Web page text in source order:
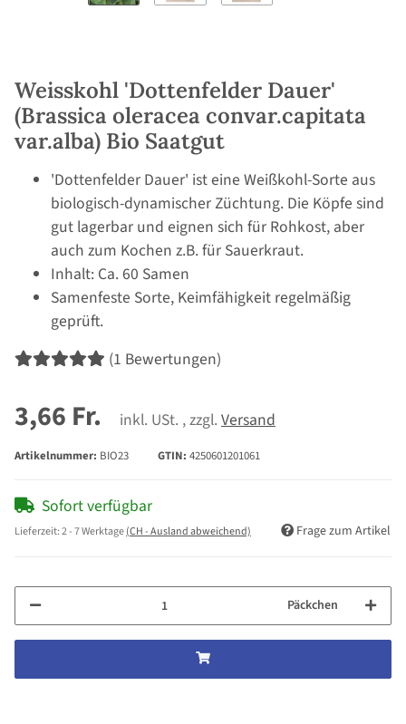
Weisskohl 'Dottenfelder Dauer'
(Brassica oleracea convar.capitata
var.alba) Bio Saatgut
'Dottenfelder Dauer' ist eine Weißkohl-Sorte aus
biologisch-dynamischer Züchtung. Die Köpfe sind
gut lagerbar und eignen sich für Rohkost, aber
auch zum Kochen z.B. für Sauerkraut.
Inhalt: Ca. 60 Samen
Samenfeste Sorte, Keimfähigkeit regelmäßig
geprüft.
(1 Bewertungen)
3,66 Fr. inkl. USt. , zzgl. Versand
Artikelnummer: BIO23 GTIN: 4250601201061
Sofort verfügbar
Lieferzeit:2 - 7 Werktage(CH - Ausland abweichend) Frage zum Artikel
Päckchen